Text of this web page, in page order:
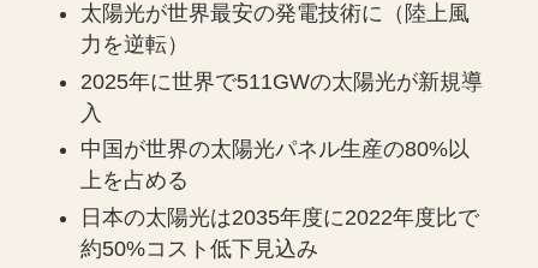
太陽光が世界最安の発電技術に（陸上風
力を逆転）
2025年に世界で511GWの太陽光が新規導
入
中国が世界の太陽光パネル生産の80%以
上を占める
日本の太陽光は2035年度に2022年度比で
約50%コスト低下見込み